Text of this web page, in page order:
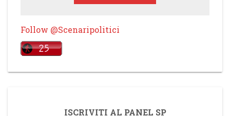
Follow @Scenaripolitici
ISCRIVITI AL PANEL SP